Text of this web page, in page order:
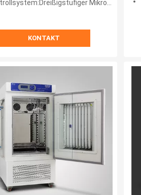
Mikroprozessor-PID-Regler
KONTAKT